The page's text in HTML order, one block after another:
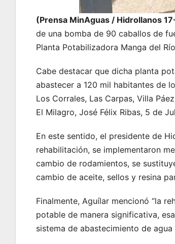
(Prensa MinAguas / Hidrollanos
de una bomba de 90 caballos de
Planta Potabilizadora Manga del
Cabe destacar que dicha planta
abastecer a 120 mil habitantes de
Los Corrales, Las Carpas, Villa
El Milagro, José Félix Ribas, 5 de
En este sentido, el presidente de
rehabilitación, se implementaron
cambio de rodamientos, se
cambio de aceite, sellos y resina
Finalmente, Aguílar mencionó “la
potable de manera significativa,
sistema de abastecimiento de